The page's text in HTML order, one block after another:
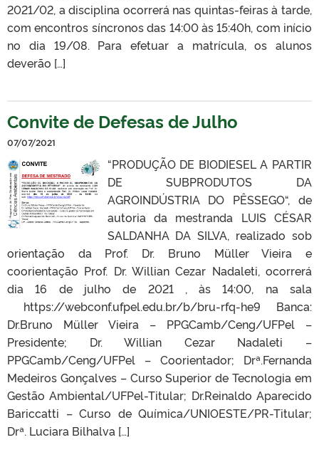
2021/02, a disciplina ocorrerá nas quintas-feiras à tarde,
com encontros síncronos das 14:00 às 15:40h, com início
no dia 19/08. Para efetuar a matrícula, os alunos
deverão […]
Convite de Defesas de Julho
07/07/2021
“PRODUÇÃO DE BIODIESEL A PARTIR
DE SUBPRODUTOS DA
AGROINDÚSTRIA DO PÊSSEGO“, de
autoria da mestranda LUIS CÉSAR
SALDANHA DA SILVA​, realizado sob
orientação da Prof. Dr. Bruno Müller Vieira e
coorientação Prof. Dr. Willian Cezar Nadaleti, ocorrerá
dia 16 de julho de 2021 , às 14:00, na sala
https://webconf.ufpel.edu.br/b/bru-rfq-he9 Banca:
Dr.Bruno Müller Vieira – PPGCamb/Ceng/UFPel –
Presidente; Dr. Willian Cezar Nadaleti –
PPGCamb/Ceng/UFPel – Coorientador; Drª.Fernanda
Medeiros Gonçalves – Curso Superior de Tecnologia em
Gestão Ambiental/UFPel-Titular; Dr.Reinaldo Aparecido
Bariccatti – Curso de Química/UNIOESTE/PR-Titular;
Drª. Luciara Bilhalva […]